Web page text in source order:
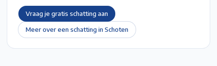
Vraag je gratis schatting aan
Meer over een schatting in Schoten